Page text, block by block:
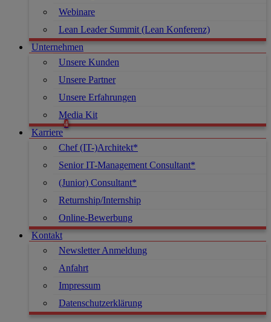
Webinare
Lean Leader Summit (Lean Konferenz)
Unternehmen
Unsere Kunden
Unsere Partner
Unsere Erfahrungen
Media Kit
Karriere
Chef (IT-)Architekt*
Senior IT-Management Consultant*
(Junior) Consultant*
Returnship/Internship
Online-Bewerbung
Kontakt
Newsletter Anmeldung
Anfahrt
Impressum
Datenschutzerklärung